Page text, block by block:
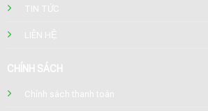
TIN TỨC
LIÊN HỆ
CHÍNH SÁCH
Chính sách thanh toán